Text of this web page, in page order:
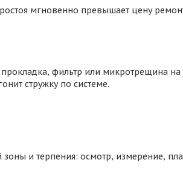
мгновенно превышает цену
фильтр или микротрещина на
стружку по системе.
зоны и терпения: осмотр, измерение,